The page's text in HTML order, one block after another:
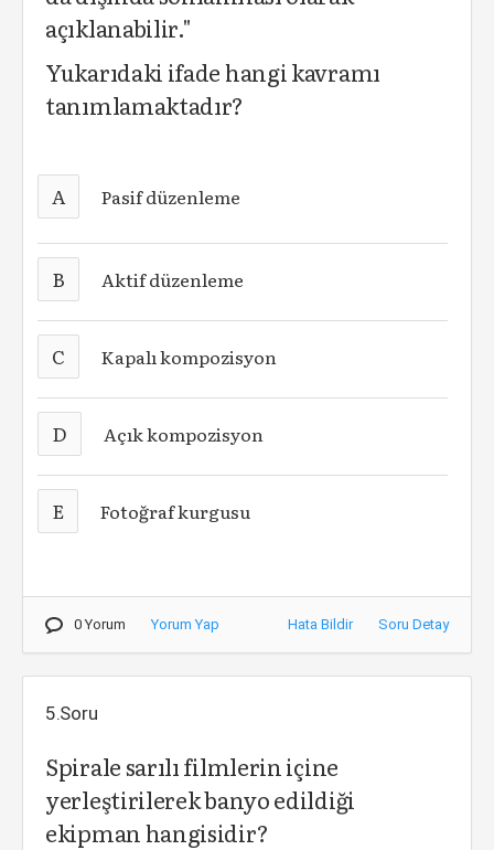
açıklanabilir."
Yukarıdaki ifade hangi kavramı
tanımlamaktadır?
A Pasif düzenleme
B Aktif düzenleme
C Kapalı kompozisyon
D Açık kompozisyon
E Fotoğraf kurgusu
0 Yorum Yorum Yap Hata Bildir Soru Detay
5.Soru
Spirale sarılı filmlerin içine
yerleştirilerek banyo edildiği
ekipman hangisidir?